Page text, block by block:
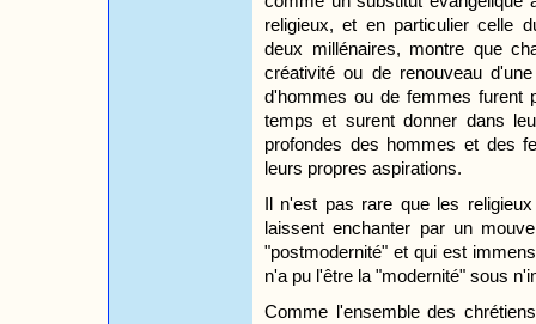
religieux, et en particulier celle
deux millénaires, montre que
créativité ou de renouveau
d'hommes ou de femmes furent
temps et surent donner dans
profondes des hommes et des
leurs propres aspirations.
Il n'est pas rare que les
laissent enchanter par un
"postmodernité" et qui est
n'a pu l'être la "modernité" sous
Comme l'ensemble des